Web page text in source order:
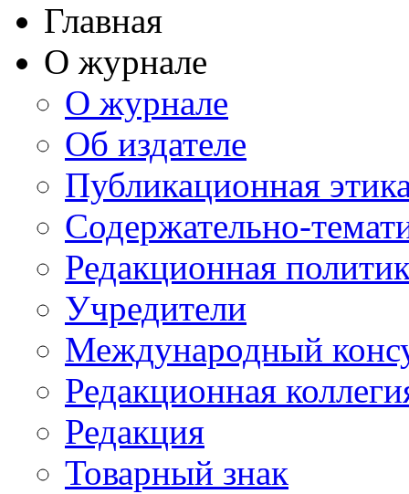
Главная
О журнале
О журнале
Об издателе
Публикационная
Содержательно-
Редакционная
Учредители
Международный
Редакционная
Редакция
Товарный знак